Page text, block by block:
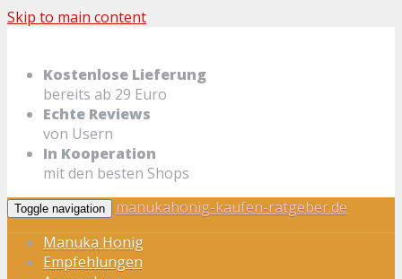
Skip to main content
Kostenlose Lieferung
bereits ab 29 Euro
Echte Reviews
von Usern
In Kooperation
mit den besten Shops
Toggle navigation
manukahonig-kaufen-ratgeber.de
Manuka Honig
Empfehlungen